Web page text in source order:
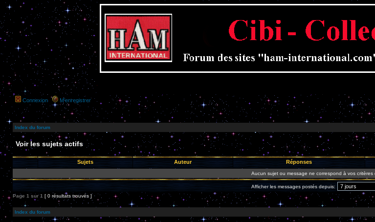
Connexion M’enregistrer
Index du forum
Voir les sujets actifs
Sujets Auteur Réponses
Aucun sujet ou message ne correspond à vos critères
Afficher les messages postés depuis:
Page 1 sur1 [ 0 résultats trouvés ]
Index du forum